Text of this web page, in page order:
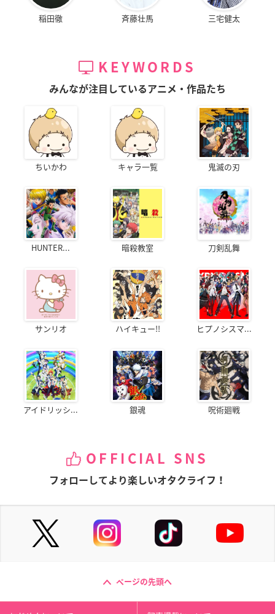
稲田徹 斉藤壮馬 三宅健太
KEYWORDS
みんなが注目しているアニメ・作品たち
ちいかわ キャラ一覧 鬼滅の刃
HUNTER... 暗殺教室 刀剣乱舞
サンリオ ハイキュー!! ヒプノシスマ...
アイドリッシ... 銀魂 呪術廻戦
OFFICIAL SNS
フォローしてより楽しいオタクライフ！
ページの先頭へ